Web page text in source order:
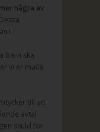
några av
Dessa
i
barn ska
vi er maila
till att
avtal
skuld för